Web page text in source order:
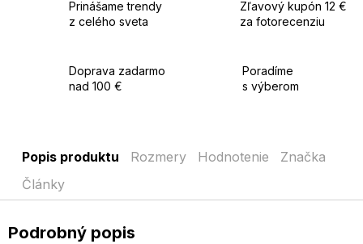
Prinášame trendy
z celého sveta
Zľavový kupón 12 €
za fotorecenziu
Doprava zadarmo
nad 100 €
Poradíme
s výberom
Popis produktu Rozmery Hodnotenie
Značka
Články
Podrobný popis